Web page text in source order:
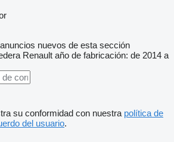
nuevos de esta sección
Renault año de fabricación: de 2014 a
su conformidad con nuestra política de
del usuario.